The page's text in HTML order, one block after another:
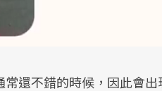
還不錯的時候，因此會